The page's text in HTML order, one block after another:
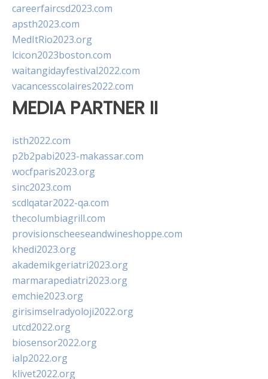
careerfaircsd2023.com
apsth2023.com
MedItRio2023.org
lcicon2023boston.com
waitangidayfestival2022.com
vacancesscolaires2022.com
MEDIA PARTNER II
isth2022.com
p2b2pabi2023-makassar.com
wocfparis2023.org
sinc2023.com
scdlqatar2022-qa.com
thecolumbiagrill.com
provisionscheeseandwineshoppe.com
khedi2023.org
akademikgeriatri2023.org
marmarapediatri2023.org
emchie2023.org
girisimselradyoloji2022.org
utcd2022.org
biosensor2022.org
ialp2022.org
klivet2022.org